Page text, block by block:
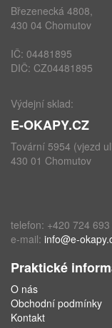
Březenecká 4808,
430 04 Chomutov
IČ: 04481895
DIČ: CZ04481895
Výdejní sklad:
E-OKAPY.CZ
Tovární 5954 (vjezd
430 01 Chomutov
telefon: +420 724 693
e-mail: info@e-
Praktické
O nás
Obchodní podmínky
Kontakt